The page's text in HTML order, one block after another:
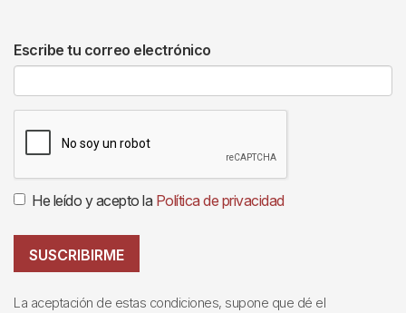
Escribe tu correo electrónico
He leído y acepto la Política de privacidad
SUSCRIBIRME
La aceptación de estas condiciones, supone que dé el